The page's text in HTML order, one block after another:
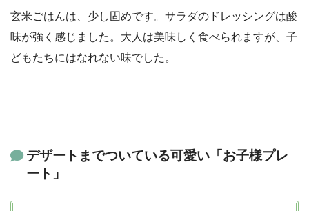
玄米ごはんは、少し固めです。サラダのドレッシングは酸
味が強く感じました。大人は美味しく食べられますが、子
どもたちにはなれない味でした。
デザートまでついている可愛い「お子様プレ
ート」